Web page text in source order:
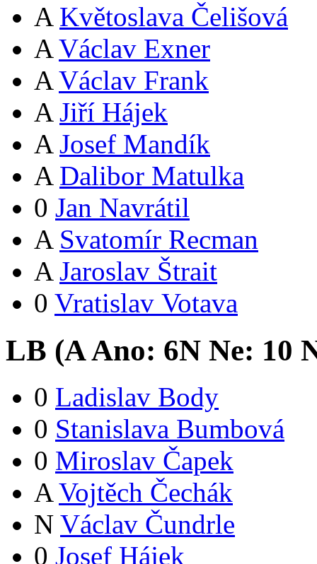
A Květoslava Čelišová
A Václav Exner
A Václav Frank
A Jiří Hájek
A Josef Mandík
A Dalibor Matulka
0 Jan Navrátil
A Svatomír Recman
A Jaroslav Štrait
0 Vratislav Votava
LB (AAno: 6N Ne: 10
0 Ladislav Body
0 Stanislava Bumbová
0 Miroslav Čapek
A Vojtěch Čechák
N Václav Čundrle
0 Josef Hájek